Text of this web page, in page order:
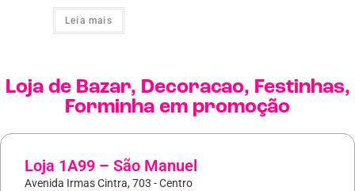
Leia mais
Loja de Bazar, Decoracao, Festinhas,
Forminha em promoção
Loja 1A99 – São Manuel
Avenida Irmas Cintra, 703 - Centro